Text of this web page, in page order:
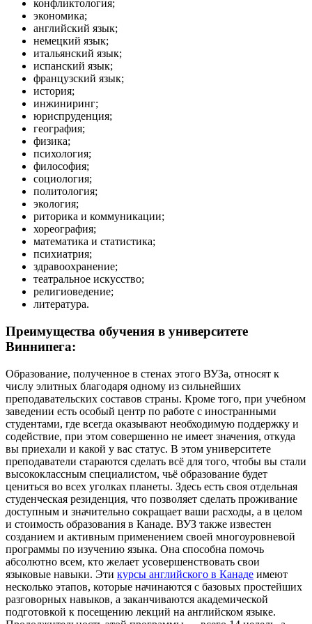
конфликтология;
экономика;
английский язык;
немецкий язык;
итальянский язык;
испанский язык;
французский язык;
история;
инжиниринг;
юриспруденция;
география;
физика;
психология;
философия;
социология;
политология;
экология;
риторика и коммуникации;
хореография;
математика и статистика;
психиатрия;
здравоохранение;
театральное искусство;
религиоведение;
литература.
Преимущества обучения в университете
Виннипега:
Образование, полученное в стенах этого ВУЗа, относят к
числу элитных благодаря одному из сильнейших
преподавательских составов страны. Кроме того, при учебном
заведении есть особый центр по работе с иностранными
студентами, где всегда оказывают необходимую поддержку и
содействие, при этом совершенно не имеет значения, откуда
вы приехали и какой у вас статус. В этом университете
преподаватели стараются сделать всё для того, чтобы вы стали
высококлассным специалистом, чьё образование будет
цениться во всех уголках планеты. Здесь есть своя отдельная
студенческая резиденция, что позволяет сделать проживание
доступным и значительно сокращает ваши расходы, а в целом
и стоимость образования в Канаде. ВУЗ также известен
созданием и активным применением своей многоуровневой
программы по изучению языка. Она способна помочь
абсолютно всем, кто желает усовершенствовать свои
языковые навыки. Эти курсы английского в Канаде имеют
несколько этапов, которые начинаются с базовых простейших
разговорных навыков, а заканчиваются академической
подготовкой к посещению лекций на английском языке.